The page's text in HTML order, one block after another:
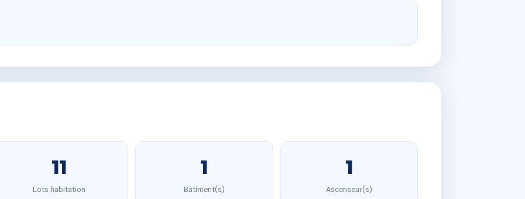
11
Lots habitation
1
Bâtiment(s)
1
Ascenseur(s)